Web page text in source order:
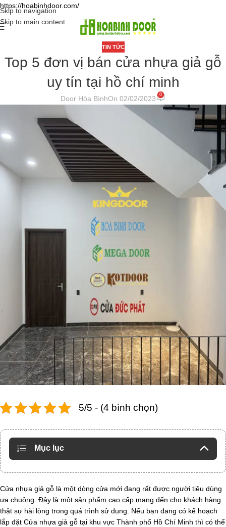
https://hoabinhdoor.com/
Skip to navigation
Skip to main content
TIN TỨC
Top 5 đơn vị bán cửa nhựa giả gỗ
uy tín tại hồ chí minh
Door Hòa BìnhOn 02/02/2023 0
5/5 - (4 bình chọn)
Mục lục
Cửa nhựa giả gỗ là một dòng cửa mới đang rất được người tiêu dùng
ưa chuộng. Đây là một sản phẩm cao cấp mang đến cho khách hàng
thật sự hài lòng trong quá trình sử dụng. Nếu bạn đang có kế hoạch
lắp đặt Cửa nhựa giả gỗ tại khu vực Thành phố Hồ Chí Minh thì có thể